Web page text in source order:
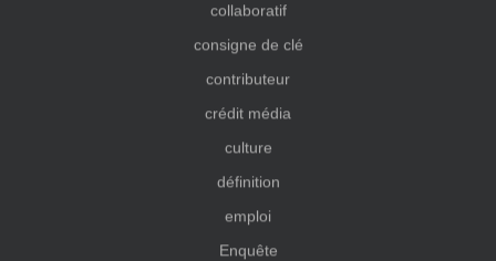
collaboratif
consigne de clé
contributeur
crédit média
culture
définition
emploi
Enquête